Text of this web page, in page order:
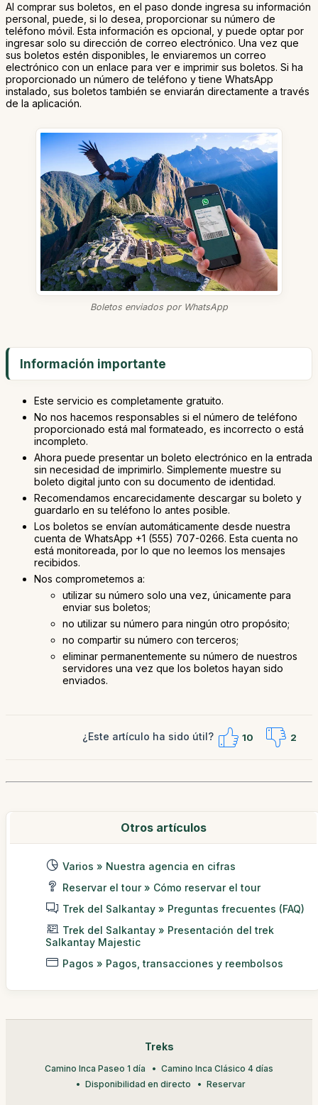
Al comprar sus boletos, en el paso donde ingresa su información
personal, puede, si lo desea, proporcionar su número de
teléfono móvil. Esta información es opcional, y puede optar por
ingresar solo su dirección de correo electrónico. Una vez que
sus boletos estén disponibles, le enviaremos un correo
electrónico con un enlace para ver e imprimir sus boletos. Si ha
proporcionado un número de teléfono y tiene WhatsApp
instalado, sus boletos también se enviarán directamente a través
de la aplicación.
Boletos enviados por WhatsApp
Información importante
Este servicio es completamente gratuito.
No nos hacemos responsables si el número de teléfono
proporcionado está mal formateado, es incorrecto o está
incompleto.
Ahora puede presentar un boleto electrónico en la entrada
sin necesidad de imprimirlo. Simplemente muestre su
boleto digital junto con su documento de identidad.
Recomendamos encarecidamente descargar su boleto y
guardarlo en su teléfono lo antes posible.
Los boletos se envían automáticamente desde nuestra
cuenta de WhatsApp +1 (555) 707-0266. Esta cuenta no
está monitoreada, por lo que no leemos los mensajes
recibidos.
Nos comprometemos a:
utilizar su número solo una vez, únicamente para
enviar sus boletos;
no utilizar su número para ningún otro propósito;
no compartir su número con terceros;
eliminar permanentemente su número de nuestros
servidores una vez que los boletos hayan sido
enviados.
¿Este artículo ha sido útil? 10 2
Otros artículos
Varios » Nuestra agencia en cifras
Reservar el tour » Cómo reservar el tour
Trek del Salkantay » Preguntas frecuentes (FAQ)
Trek del Salkantay » Presentación del trek
Salkantay Majestic
Pagos » Pagos, transacciones y reembolsos
Treks
Camino Inca Paseo 1 día
Camino Inca Clásico 4 días
Disponibilidad en directo
Reservar